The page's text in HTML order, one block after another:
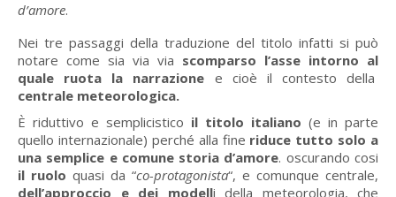
d’amore.
Nei tre passaggi della traduzione del titolo infatti si può
notare come sia via via scomparso l’asse intorno al
quale ruota la narrazione e cioè il contesto della
centrale meteorologica.
È riduttivo e semplicistico il titolo italiano (e in parte
quello internazionale) perché alla fine riduce tutto solo a
una semplice e comune storia d’amore. oscurando cosi
il ruolo quasi da “co-protagonista“, e comunque centrale,
dell’approccio e dei modelli della meteorologia, che